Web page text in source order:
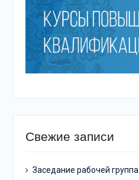
Свежие записи
Заседание рабочей группа